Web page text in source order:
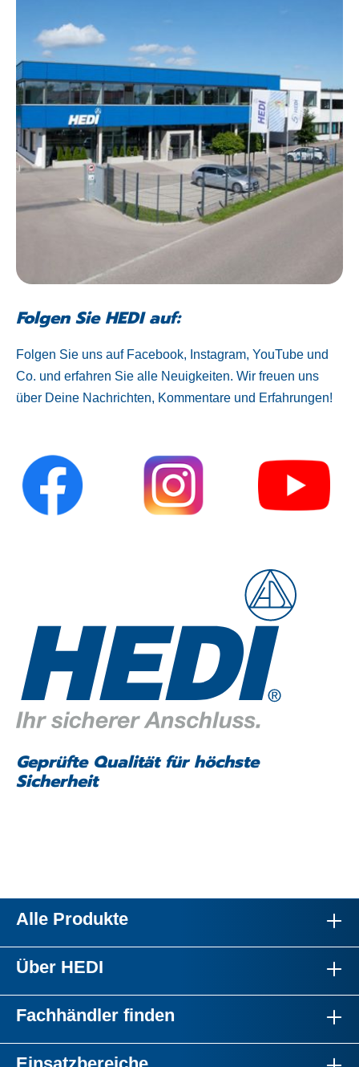
Folgen Sie HEDI auf:
Folgen Sie uns auf Facebook, Instagram, YouTube und
Co. und erfahren Sie alle Neuigkeiten. Wir freuen uns
über Deine Nachrichten, Kommentare und Erfahrungen!
Geprüfte Qualität für höchste
Sicherheit
Alle Produkte
Über HEDI
Fachhändler finden